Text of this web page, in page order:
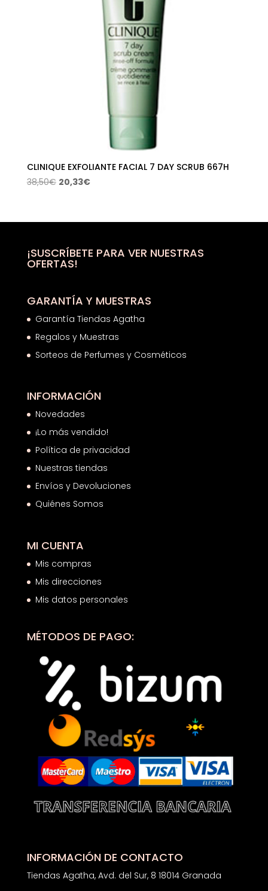
CLINIQUE EXFOLIANTE FACIAL 7 DAY SCRUB 667H
38,50€ El
era:
20,33€El
es:
¡SUSCRÍBETE PARA VER NUESTRAS
OFERTAS!
GARANTÍA Y MUESTRAS
Garantía Tiendas Agatha
Regalos y Muestras
Sorteos de Perfumes y Cosméticos
INFORMACIÓN
Novedades
¡Lo más vendido!
Política de privacidad
Nuestras tiendas
Envíos y Devoluciones
Quiénes Somos
MI CUENTA
Mis compras
Mis direcciones
Mis datos personales
MÉTODOS DE PAGO:
INFORMACIÓN DE CONTACTO
Tiendas Agatha, Avd. del Sur, 8 18014 Granada